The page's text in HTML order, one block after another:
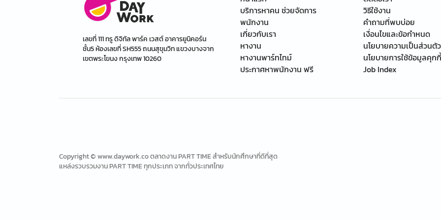
เลขที่ 111 ทรู ดิจิทัล พาร์ค เวสต์ อาคารยูนิคอร์น
ชั้น5 ห้องเลขที่ SH555 ถนนสุขุมวิท แขวงบางจาก
เขตพระโขนง กรุงเทพ 10260
บริการหาคน ช่วยจัดการ
พนักงาน
เกี่ยวกับเรา
หางาน
หางานพาร์ทไทม์
ประกาศหาพนักงาน ฟรี
วิธีใช้งาน
คำถามที่พบบ่อย
เงื่อนไขและข้อกำหนด
นโยบายความเป็นส่วนตัว
นโยบายการใช้ข้อมูลคุกกี้
Job Index
Copyright © www.daywork.co ตลาดงาน PART TIME สำหรับนักศึกษาที่ดีที่สุด
แหล่งรวบรวมงาน PART TIME ทุกประเภท จากทั่วประเทศไทย